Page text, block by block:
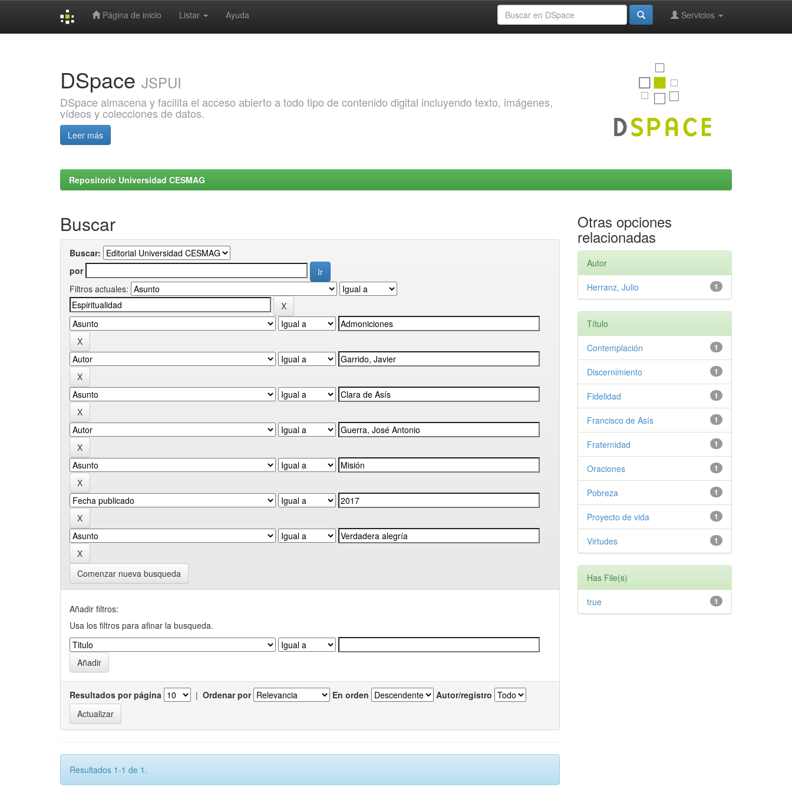
Página de inicio Listar Ayuda Servicios
DSpace JSPUI
DSpace almacena y facilita el acceso abierto a todo tipo de contenido digital incluyendo texto, imágenes,
vídeos y colecciones de datos.
Leer más
Repositorio Universidad CESMAG
Buscar
Buscar:
por
Filtros actuales:
Comenzar nueva busqueda
Añadir filtros:
Usa los filtros para afinar la busqueda.
Resultados por página | Ordenar por En orden Autor/registro
Resultados 1-1 de 1.
Otras opciones
relacionadas
Autor
1
Herranz, Julio
Título
1
Contemplación
1
Discernimiento
1
Fidelidad
1
Francisco de Asís
1
Fraternidad
1
Oraciones
1
Pobreza
1
Proyecto de vida
1
Virtudes
Has File(s)
1
true